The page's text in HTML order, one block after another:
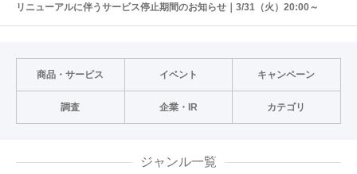
リニューアルに伴うサービス停止期間のお知らせ｜3/31（火）20:00～
商品・サービス イベント キャンペーン
調査 企業・IR カテゴリ
ジャンル一覧